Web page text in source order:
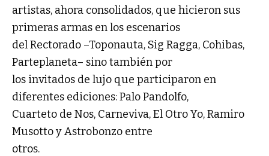
artistas, ahora consolidados, que hicieron sus
primeras armas en los escenarios
del Rectorado –Toponauta, Sig Ragga, Cohibas,
Parteplaneta– sino también por
los invitados de lujo que participaron en
diferentes ediciones: Palo Pandolfo,
Cuarteto de Nos, Carneviva, El Otro Yo, Ramiro
Musotto y Astrobonzo entre
otros.